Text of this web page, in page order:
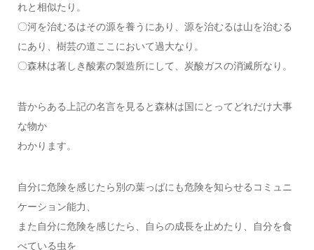
れと相似たり。
〇河を治むるはその源を養うにあり、源を治むるは山を治むる
にあり、樹芸の道ここにおいて過大なり。
〇森林は著しき酸素の製造所にして、炭酸ガスの消滅所なり。
昔からある上記の名言を見ると森林は国にとってどれだけ大事
な物か
わかります。
自分に危険を感じたら別の葉っぱにも危険を知らせるコミュニ
ケーション能力、
また自分に危険を感じたら、自らの成長を止めたり、自分を食
べている虫を